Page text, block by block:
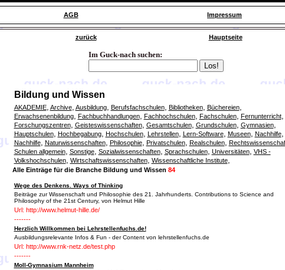
AGB Impressum
zurück Hauptseite
Im Guck-nach suchen:
Bildung und Wissen
AKADEMIE, Archive, Ausbildung, Berufsfachschulen, Bibliotheken, Büchereien,
Erwachsenenbildung, Fachbuchhandlungen, Fachhochschulen, Fachschulen, Fernunterricht,
Forschungszentren, Geisteswissenschaften, Gesamtschulen, Grundschulen, Gymnasien,
Hauptschulen, Hochbegabung, Hochschulen, Lehrstellen, Lern-Software, Museen, Nachhilfe,
Nachhilfe, Naturwissenschaften, Philosophie, Privatschulen, Realschulen,
Schulen allgemein, Sonstige, Sozialwissenschaften, Sprachschulen, Universitäten, VHS -
Volkshochschulen, Wirtschaftswissenschaften, Wissenschaftliche Institute,
Alle Einträge für die Branche Bildung und Wissen 84
Wege des Denkens. Ways of Thinking
Beiträge zur Wissenschaft und Philosophie des 21. Jahrhunderts. Contributions to Science and
Philosophy of the 21st Century, von Helmut Hille
Url: http://www.helmut-hille.de/
-------
Herzlich Willkommen bei Lehrstellenfuchs.de!
Ausbildungsrelevante Infos & Fun - der Content von lehrstellenfuchs.de
Url: http://www.rnk-netz.de/test.php
-------
Moll-Gymnasium Mannheim